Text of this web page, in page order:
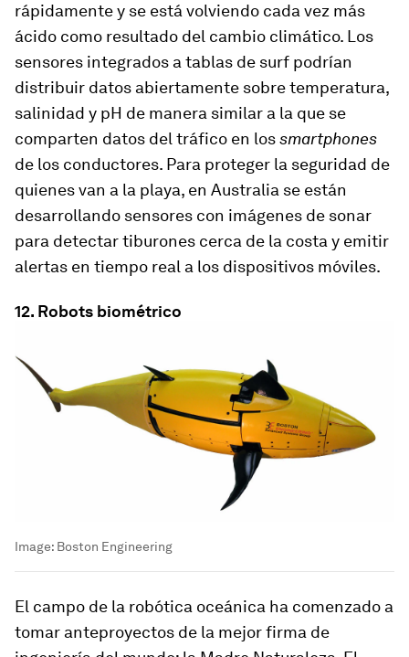
rápidamente y se está volviendo cada vez más
ácido como resultado del cambio climático. Los
sensores integrados a tablas de surf podrían
distribuir datos abiertamente sobre temperatura,
salinidad y pH de manera similar a la que se
comparten datos del tráfico en lossmartphones
de los conductores. Para proteger la seguridad de
quienes van a la playa, en Australia se están
desarrollando sensores con imágenes de sonar
para detectar tiburones cerca de la costa y emitir
alertas en tiempo real a los dispositivos móviles.
12. Robots biométrico
Image: Boston Engineering
El campo de la robótica oceánica ha comenzado a
tomar anteproyectos de la mejor firma de